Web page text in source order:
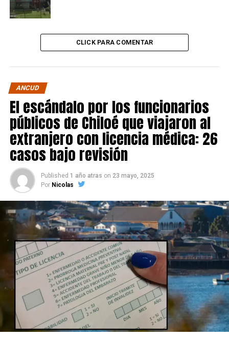
CLICK PARA COMENTAR
ANCUD
El escándalo por los funcionarios
públicos de Chiloé que viajaron al
extranjero con licencia médica: 26
casos bajo revisión
Published 1 año atras on 23 mayo, 2025
Por Nicolas